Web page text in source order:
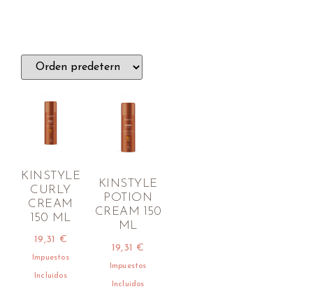
KINSTYLE
CURLY
CREAM
150 ML
19,31 €
Impuestos
Incluidos
KINSTYLE
POTION
CREAM 150
ML
19,31 €
Impuestos
Incluidos